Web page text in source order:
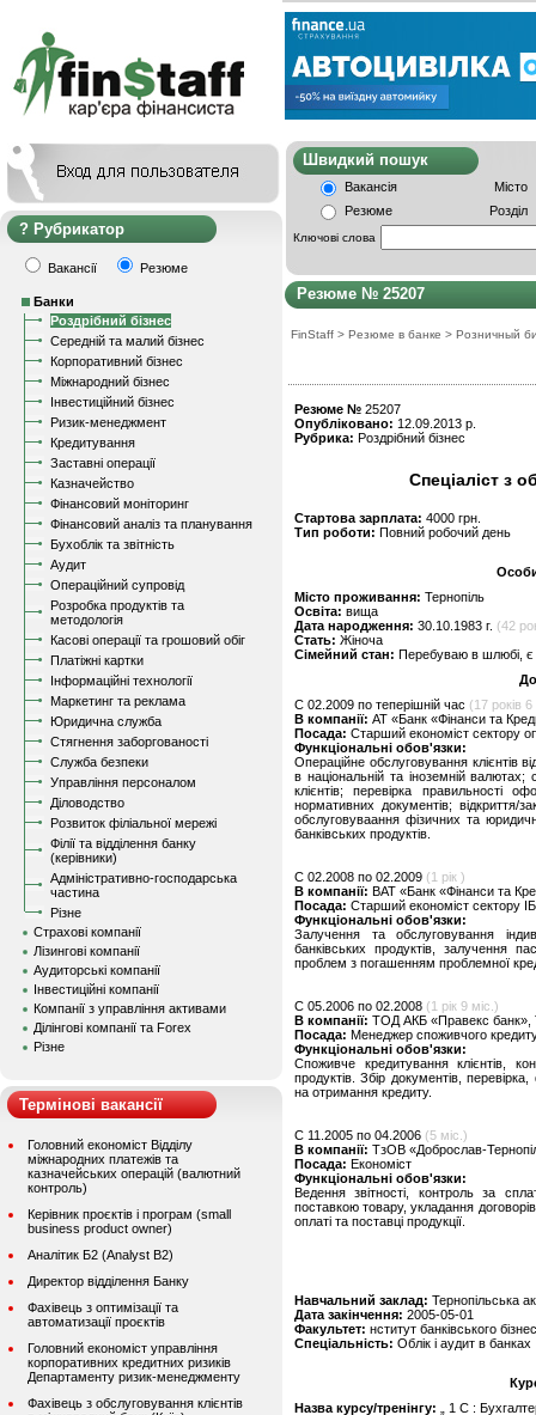
Рубрикатор
Вакансії Резюме
Банки
Роздрібний бізнес
Середній та малий бізнес
Корпоративний бізнес
Міжнародний бізнес
Інвестиційний бізнес
Ризик-менеджмент
Кредитування
Заставні операції
Казначейство
Фінансовий моніторинг
Фінансовий аналіз та планування
Бухоблік та звітність
Аудит
Операційний супровід
Розробка продуктів та
методологія
Касові операції та грошовий обіг
Платіжні картки
Інформаційні технології
Маркетинг та реклама
Юридична служба
Стягнення заборгованості
Служба безпеки
Управління персоналом
Діловодство
Розвиток філіальної мережі
Філії та відділення банку
(керівники)
Адміністративно-господарська
частина
Різне
Страхові компанії
Лізингові компанії
Аудиторські компанії
Інвестиційні компанії
Компанії з управління активами
Ділінгові компанії та Forex
Різне
Термінові вакансії
Головний економіст Відділу
міжнародних платежів та
казначейських операцій (валютний
контроль)
Керівник проєктів і програм (small
business product owner)
Аналітик Б2 (Analyst B2)
Директор відділення Банку
Фахівець з оптимізації та
автоматизації проєктів
Головний економіст управління
корпоративних кредитних ризиків
Департаменту ризик-менеджменту
Фахівець з обслуговування клієнтів
Швидкий
Вакансія
Місто
Резюме
Розділ
Ключові слова
Резюме № 25207
FinStaff > Резюме в банке > Розничный
Резюме № 25207
Опубліковано: 12.09.2013 р.
Рубрика: Роздрібний бізнес
Спеціаліст з
Стартова зарплата: 4000 грн.
Тип роботи: Повний робочий день
Місто проживання: Тернопіль
Освіта: вища
Дата народження: 30.10.1983 г. (42
Стать: Жіноча
Сімейний стан: Перебуваю в шлюбі, є
C 02.2009 по теперішній час (17 років 6
В компанії: АТ «Банк «Фінанси та
Посада: Старший економіст сектору
Функціональні обов'язки:
Операційне обслуговування клієнтів
в національній та іноземній валютах;
клієнтів; перевірка правильності
нормативних документів; відкриття/
обслуговуваання фізичних та
банківських продуктів.
C 02.2008 по 02.2009 (1 рік )
В компанії: ВАТ «Банк «Фінанси та
Посада: Старший економіст сектору ІБ
Функціональні обов'язки:
Залучення та обслуговування
банківських продуктів, залучення
проблем з погашенням проблемної
C 05.2006 по 02.2008 (1 рік 9 міс.)
В компанії: ТОД АКБ «Правекс банк»,
Посада: Менеджер споживчого
Функціональні обов'язки:
Споживче кредитування клієнтів,
продуктів. Збір документів,
на отримання кредиту.
C 11.2005 по 04.2006 (5 міс.)
В компанії: ТзОВ «Доброслав-
Посада: Економіст
Функціональні обов'язки:
Ведення звітності, контроль за
поставкою товару, укладання
оплаті та поставці продукції.
Навчальний заклад: Тернопільська
Дата закінчення: 2005-05-01
Факультет: нститут банківського
Спеціальність: Облік і аудит в банках
Назва курсу/тренінгу: „ 1 С :